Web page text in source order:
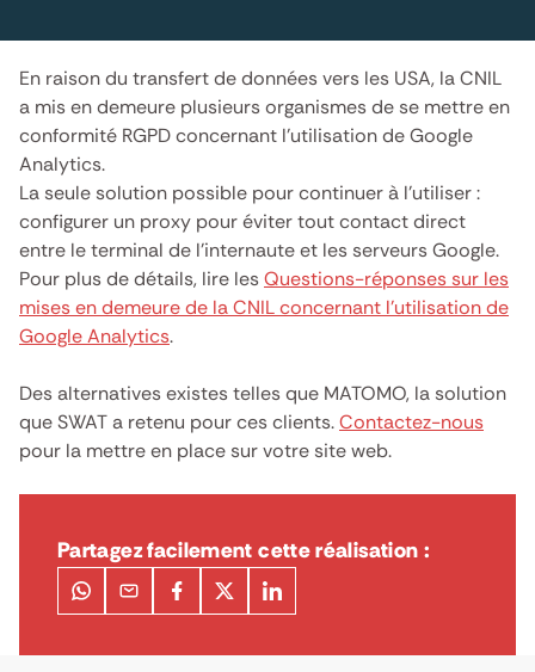
En raison du transfert de données vers les USA, la CNIL
a mis en demeure plusieurs organismes de se mettre en
conformité RGPD concernant l’utilisation de Google
Analytics.
La seule solution possible pour continuer à l’utiliser :
configurer un proxy pour éviter tout contact direct
entre le terminal de l’internaute et les serveurs Google.
Pour plus de détails, lire lesQuestions-réponses sur les
mises en demeure de la CNIL concernant l’utilisation de
Google Analytics.
Des alternatives existes telles que MATOMO, la solution
que SWAT a retenu pour ces clients.Contactez-nous
pour la mettre en place sur votre site web.
Partagez facilement cette réalisation :